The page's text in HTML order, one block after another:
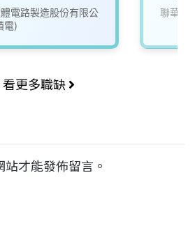
電路製造股份有限公
電)
聯華電
看更多職缺
站才能發佈留言。